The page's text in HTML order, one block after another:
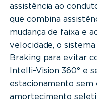
assistência ao
que combina
mudança de faixa e
velocidade, o
Braking para evitar
Intelli-Vision 360° e
estacionamento sem
amortecimento